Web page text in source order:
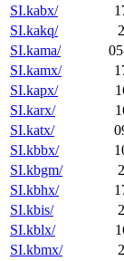
SI.kabx/
SI.kakq/
SI.kama/
SI.kamx/
SI.kapx/
SI.karx/
SI.katx/
SI.kbbx/
SI.kbgm/
SI.kbhx/
SI.kbis/
SI.kblx/
SI.kbmx/